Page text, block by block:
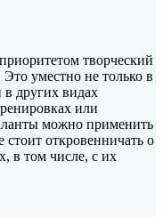
творческий
Это уместно не только в
в других видах
или
можно применить
стоит откровенничать о
в том числе, с их